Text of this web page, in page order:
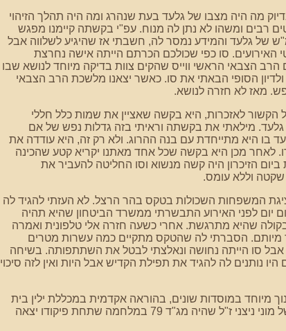
מה היה מצבו של גלעד בעת שנהרג ומה היה תהלך הזיהוי
רבים ומשהו לא נתן לה מנוח. עפ"י בקשתה קיימנו מפגש
של גלעד והמידע נמסר לה, חשבתי אז שהיגיע לשלווה אבל
סו כפי שכולכם הכרתם הייתה אישה נחרצת
הצבאי הראשי ווייס שהקים צוות בדיקה מיוחד לנושא שבו
הסופי הבאתי את סו. כאשר יצאנו מלשכת הרב הצבאי
מאז לא חזרה לנושא.
לאזכרות, היא בקשה שאציין את שמות כלל חללי
מילאתי את בקשתה וראיתי בזה גדלות נפש של אם
בו היא מתייחדת עם בנה ההרוג. ולא רק זה, היא עודדה את
לאחר מכן היא בקשה שכל אחד מאתנו יקריא קטע שהכינה
הזיכרון היה קשה מנשוא וסו החליטה להעביר את
שקטה וללא עומס.
המשפחות השכולות בטקס בהר הרצל. לא העזתי להגיד לה
לפני האירוע התבשרתי ממשרד הביטחון שהיא תהיה
שהיא מתרגשת. אחרי כשעה חזרה אלי טלפונית ואמרה
הסברתי לה שהטקס מתקיים כמה עשרות מטרים
אבל סו הייתה נחושה ונאלצתי לבטל את השתתפותה. בשיחה
נותנים לה להגיד את תפילת הקדיש אבל היות ואין לזה סיכוי
מיוחד במוסדות שונים, בהוראה אקדמית במכללת ילין בית
הכרם, בסיוע בטיפול בנפגעי ראש מהמלחמה ביניהם של מוני ניצני ז"ל שהיה מג"ד 79 במלחמה שתחת פיקודו יצאה